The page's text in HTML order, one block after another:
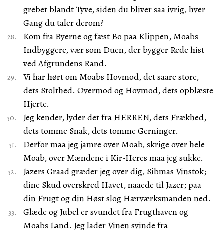
grebet blandt Tyve, siden du bliver saa ivrig, hver
Gang du taler derom?
Kom fra Byerne og fæst Bo paa Klippen, Moabs
Indbyggere, vær som Duen, der bygger Rede hist
ved Afgrundens Rand.
Vi har hørt om Moabs Hovmod, det saare store,
dets Stolthed. Overmod og Hovmod, dets opblæste
Hjerte.
Jeg kender, lyder det fra HERREN, dets Frækhed,
dets tomme Snak, dets tomme Gerninger.
Derfor maa jeg jamre over Moab, skrige over hele
Moab, over Mændene i Kir-Heres maa jeg sukke.
Jazers Graad græder jeg over dig, Sibmas Vinstok;
dine Skud overskred Havet, naaede til Jazer; paa
din Frugt og din Høst slog Hærværksmanden ned.
Glæde og Jubel er svundet fra Frugthaven og
Moabs Land. Jeg lader Vinen svinde fra